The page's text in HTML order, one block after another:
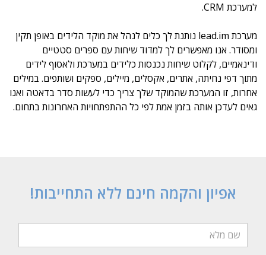
למערכת CRM.
מערכת lead.im נותנת לך כלים לנהל את מוקד הלידים באופן תקין
ומסודר. אנו מאפשרים לך למדוד שיחות עם ספרים סטטיים
ודינאמיים, לקלוט שיחות נכנסות כלידים במערכת ולאסוף לידים
מתוך דפי נחיתה, אתרים, אקסלים, מיילים, ספקים ושותפים. במילים
אחרות, זו המערכת שהמוקד שלך צריך כדי לעשות סדר בדאטה ואנו
גאים לעדכן אותה בזמן אמת לפי כל ההתפתחויות האחרונות בתחום.
אפיון והקמה חינם ללא התחייבות!